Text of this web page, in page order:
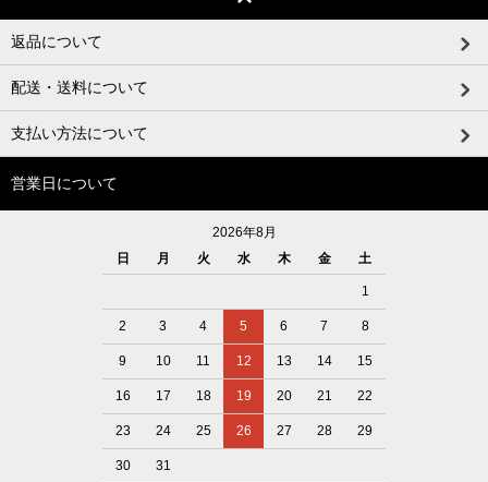
返品について
配送・送料について
支払い方法について
営業日について
2026年8月
日
月 火 水 木 金 土
1
2 3 4 5 6 7 8
9 10 11 12 13 14 15
16 17 18 19 20 21 22
23 24 25 26 27 28 29
30 31